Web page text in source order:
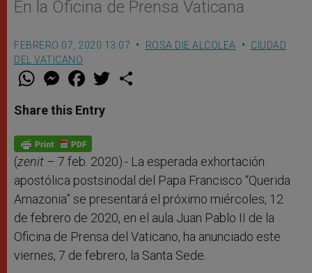
En la Oficina de Prensa Vaticana
FEBRERO 07, 2020 13:07 ROSA DIE ALCOLEA
CIUDAD
DEL VATICANO
W
t
s
p
p
M
e
s
e
g
e
r
F
a
e
b
o
k
w
Share this Entry
(zenit – 7 feb. 2020).- La esperada exhortación
apostólica postsinodal del Papa Francisco “Querida
Amazonia” se presentará el próximo miércoles, 12
de febrero de 2020, en el aula Juan Pablo II de la
Oficina de Prensa del Vaticano, ha anunciado este
viernes, 7 de febrero, la Santa Sede.